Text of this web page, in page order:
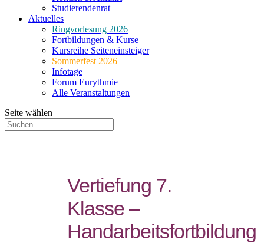
Studierendenrat
Aktuelles
Ringvorlesung 2026
Fortbildungen & Kurse
Kursreihe Seiteneinsteiger
Sommerfest 2026
Infotage
Forum Eurythmie
Alle Veranstaltungen
Seite wählen
Vertiefung 7.
Klasse –
Handarbeitsfortbildung